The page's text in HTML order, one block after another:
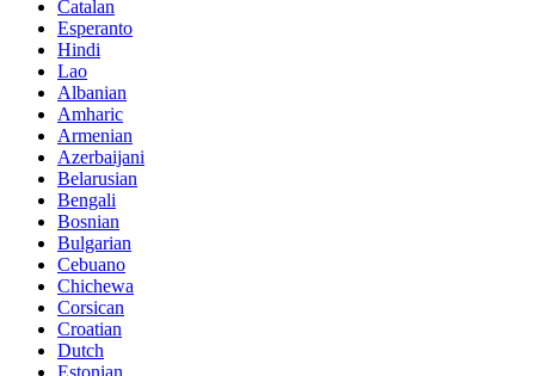
Catalan
Esperanto
Hindi
Lao
Albanian
Amharic
Armenian
Azerbaijani
Belarusian
Bengali
Bosnian
Bulgarian
Cebuano
Chichewa
Corsican
Croatian
Dutch